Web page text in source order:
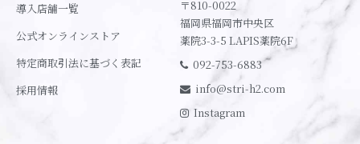
導入店舗一覧
公式オンラインストア
特定商取引法に基づく表記
採用情報
〒810-0022
福岡県福岡市中央区
薬院3-3-5 LAPIS薬院6F
092-753-6883
info@stri-h2.com
Instagram